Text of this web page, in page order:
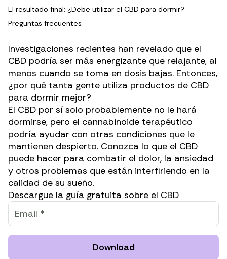
El resultado final: ¿Debe utilizar el CBD para dormir?
Preguntas frecuentes
Investigaciones recientes han revelado que el
CBD podría ser más energizante que relajante, al
menos cuando se toma en dosis bajas. Entonces,
¿por qué tanta gente utiliza productos de CBD
para dormir mejor?
El CBD por sí solo probablemente no le hará
dormirse, pero el cannabinoide terapéutico
podría ayudar con otras condiciones que le
mantienen despierto. Conozca lo que el CBD
puede hacer para combatir el dolor, la ansiedad
y otros problemas que están interfiriendo en la
calidad de su sueño.
Descargue la guía gratuita sobre el CBD
Download